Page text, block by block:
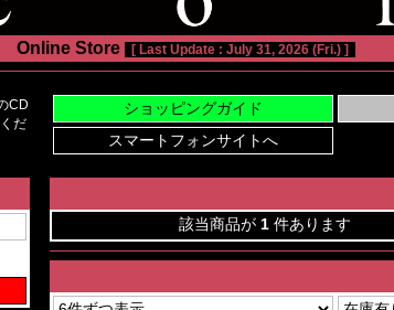
Online Store [ Last Update : July 31, 2026 (Fri.) ]
CD
だ
該当商品が 1 件あります